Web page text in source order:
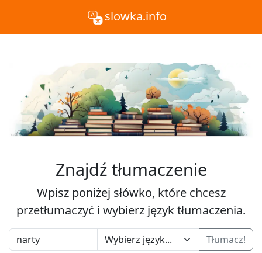
slowka.info
Znajdź tłumaczenie
Wpisz poniżej słówko, które chcesz
przetłumaczyć i wybierz język tłumaczenia.
Tłumacz!